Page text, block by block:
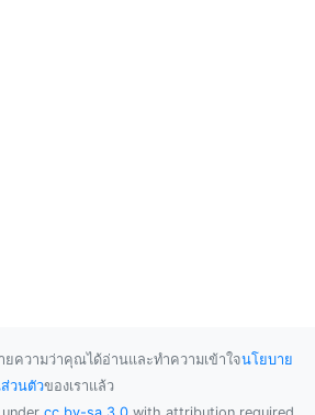
ยความว่าคุณได้อ่านและทำความเข้าใจนโยบาย
วนตัวของเราแล้ว